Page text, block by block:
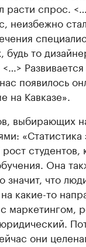
расти спрос.
неизбежно
будь то
появилось
на Кавказе».
выбирающих
Она
значит, что
какие-то
маркетингом,
они